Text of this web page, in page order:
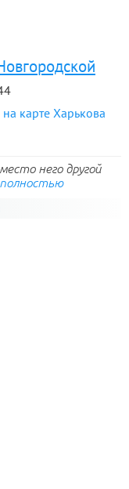
карте Харькова
него другой